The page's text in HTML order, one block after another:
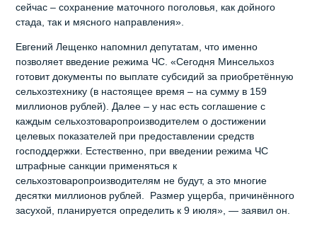
сейчас – сохранение маточного поголовья, как дойного
стада, так и мясного направления».
Евгений Лещенко напомнил депутатам, что именно
позволяет введение режима ЧС. «Сегодня Минсельхоз
готовит документы по выплате субсидий за приобретённую
сельхозтехнику (в настоящее время – на сумму в 159
миллионов рублей). Далее – у нас есть соглашение с
каждым сельхозтоваропроизводителем о достижении
целевых показателей при предоставлении средств
господдержки. Естественно, при введении режима ЧС
штрафные санкции применяться к
сельхозтоваропроизводителям не будут, а это многие
десятки миллионов рублей. Размер ущерба, причинённого
засухой, планируется определить к 9 июля», — заявил он.